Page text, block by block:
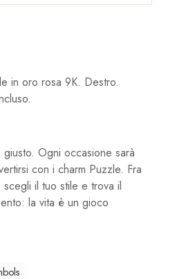
in oro rosa 9K. Destro.
giusto. Ogni occasione sarà
con i charm Puzzle. Fra
il tuo stile e trova il
la vita è un gioco